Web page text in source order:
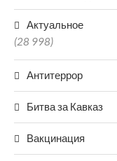
Актуальное
(28 998)
Антитеррор
Битва за Кавказ
Вакцинация